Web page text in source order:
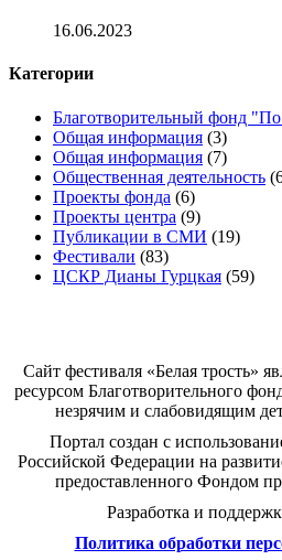
16.06.2023
Категории
Благотворительный фонд "По
Общая информация (3)
Общая информация (7)
Общественная деятельность
Проекты фонда (6)
Проекты центра (9)
Публикации в СМИ (19)
Фестивали (83)
ЦСКР Дианы Гурцкая (59)
Сайт фестиваля «Белая трость»
ресурсом Благотворительного
незрячим и слабовидящим
Портал создан с
Российской Федерации на
предоставленного Фондом
Разработка и
Политика обработки